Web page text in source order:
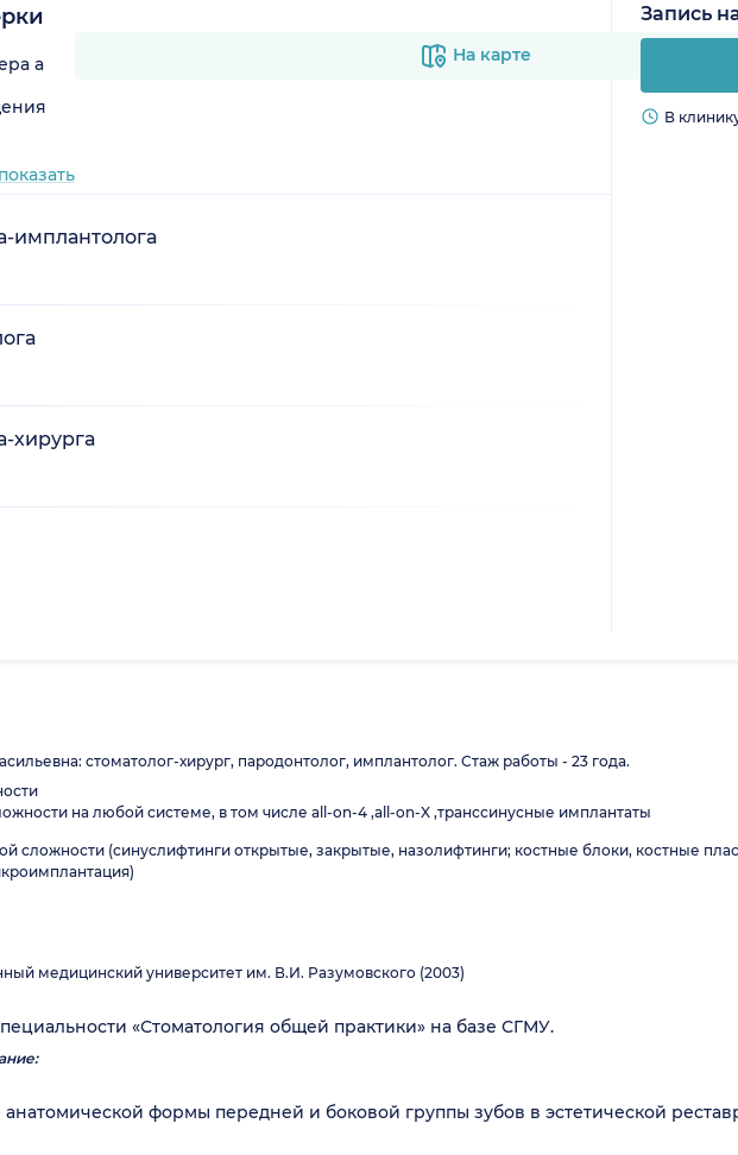
а
показать
На карте
имплантолога
хирурга
Запись
В
стоматолог-хирург, пародонтолог, имплантолог. Стаж работы - 23 года.
на любой системе, в том числе all-on-4 ,all-on-X ,транссинусные имплантаты
сложности (синуслифтинги открытые, закрытые, назолифтинги; костные блоки, костные
медицинский университет им. В.И. Разумовского (2003)
«Стоматология общей практики» на базе СГМУ.
формы передней и боковой группы зубов в эстетической